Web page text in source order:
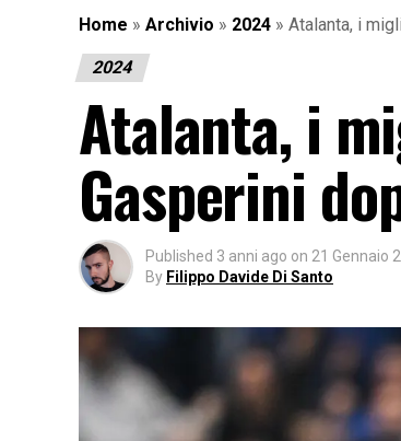
Home » Archivio » 2024 » Atalanta, i
2024
Atalanta, i
Gasperini
Published 3 anni ago on 21 Gennaio
By Filippo Davide Di Santo